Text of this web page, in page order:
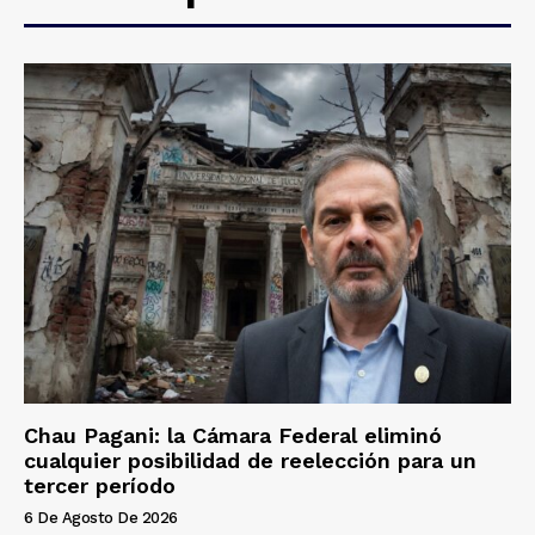
Chau Pagani: la Cámara Federal eliminó
cualquier posibilidad de reelección para un
tercer período
6 De Agosto De 2026